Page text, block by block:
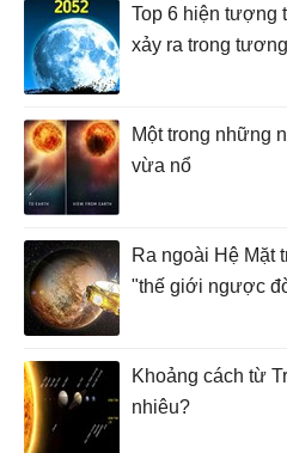
Top 6 hiện tượng
xảy ra trong
Một trong những
vừa nổ
Ra ngoài Hệ Mặt
"thế giới ngược
Khoảng cách từ
nhiêu?